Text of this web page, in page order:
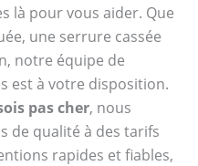
là pour vous aider. Que
une serrure cassée
notre équipe de
est à votre disposition.
pas cher, nous
de qualité à des tarifs
rapides et fiables,